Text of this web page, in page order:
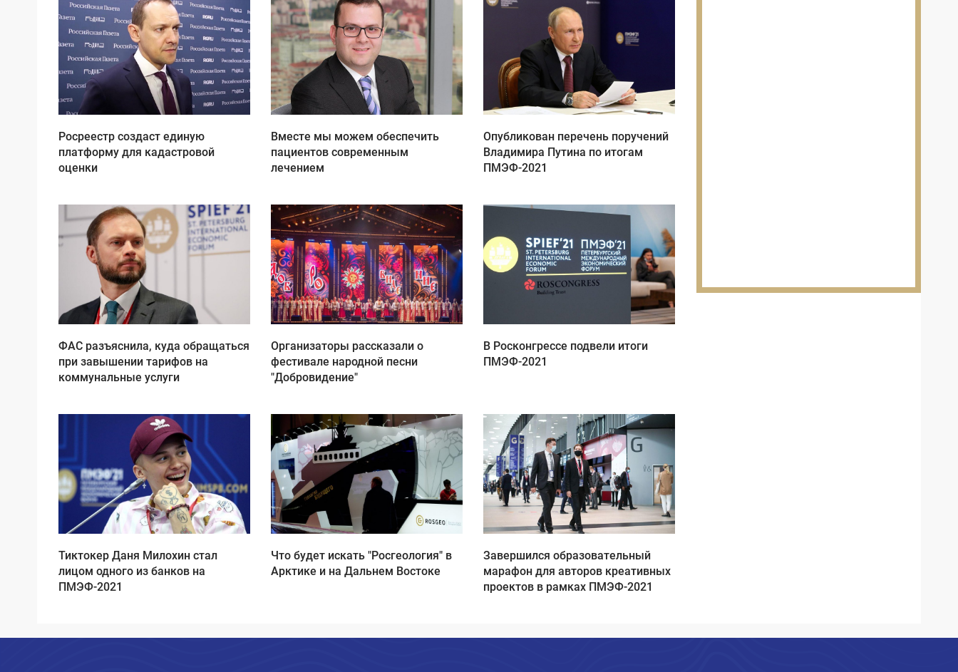
Росреестр создаст единую
платформу для кадастровой
оценки
Вместе мы можем обеспечить
пациентов современным
лечением
Опубликован перечень поручений
Владимира Путина по итогам
ПМЭФ-2021
ФАС разъяснила, куда обращаться
при завышении тарифов на
коммунальные услуги
Организаторы рассказали о
фестивале народной песни
"Добровидение"
В Росконгрессе подвели итоги
ПМЭФ-2021
Тиктокер Даня Милохин стал
лицом одного из банков на
ПМЭФ-2021
Что будет искать "Росгеология" в
Арктике и на Дальнем Востоке
Завершился образовательный
марафон для авторов креативных
проектов в рамках ПМЭФ-2021